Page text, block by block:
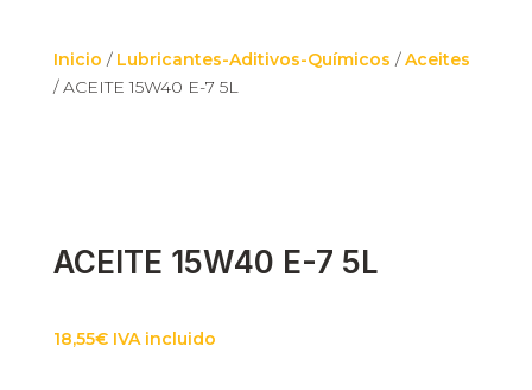
Inicio / Lubricantes-Aditivos-Químicos /Aceites
/ ACEITE 15W40 E-7 5L
ACEITE 15W40 E-7 5L
18,55€ IVA incluido